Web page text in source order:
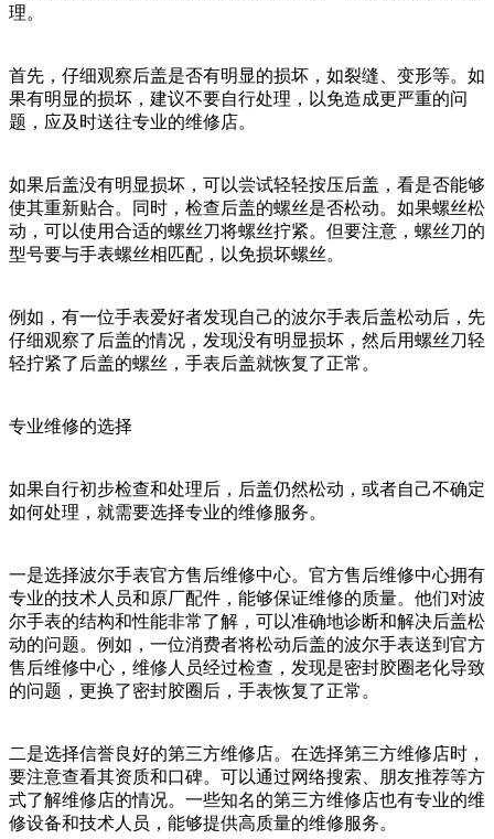
理。
首先，仔细观察后盖是否有明显的损坏，如裂缝、变形等。如
果有明显的损坏，建议不要自行处理，以免造成更严重的问
题，应及时送往专业的维修店。
如果后盖没有明显损坏，可以尝试轻轻按压后盖，看是否能够
使其重新贴合。同时，检查后盖的螺丝是否松动。如果螺丝松
动，可以使用合适的螺丝刀将螺丝拧紧。但要注意，螺丝刀的
型号要与手表螺丝相匹配，以免损坏螺丝。
例如，有一位手表爱好者发现自己的波尔手表后盖松动后，先
仔细观察了后盖的情况，发现没有明显损坏，然后用螺丝刀轻
轻拧紧了后盖的螺丝，手表后盖就恢复了正常。
专业维修的选择
如果自行初步检查和处理后，后盖仍然松动，或者自己不确定
如何处理，就需要选择专业的维修服务。
一是选择波尔手表官方售后维修中心。官方售后维修中心拥有
专业的技术人员和原厂配件，能够保证维修的质量。他们对波
尔手表的结构和性能非常了解，可以准确地诊断和解决后盖松
动的问题。例如，一位消费者将松动后盖的波尔手表送到官方
售后维修中心，维修人员经过检查，发现是密封胶圈老化导致
的问题，更换了密封胶圈后，手表恢复了正常。
二是选择信誉良好的第三方维修店。在选择第三方维修店时，
要注意查看其资质和口碑。可以通过网络搜索、朋友推荐等方
式了解维修店的情况。一些知名的第三方维修店也有专业的维
修设备和技术人员，能够提供高质量的维修服务。